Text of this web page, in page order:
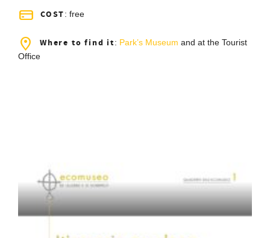
COST: free
Where to find it: Park’s Museum and at the Tourist
Office